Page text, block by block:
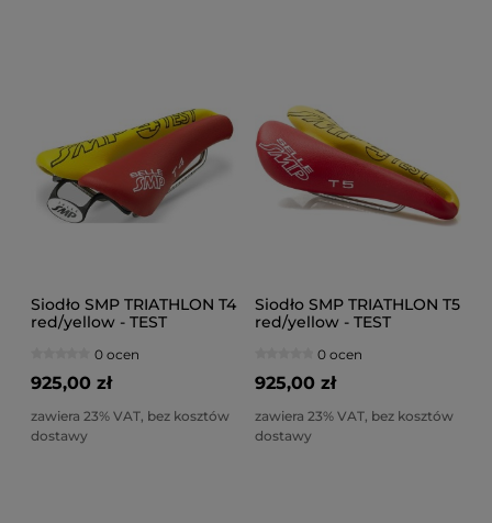
Siodło SMP TRIATHLON T4
red/yellow - TEST
0 ocen
925,00 zł
zawiera 23% VAT, bez kosztów
dostawy
Siodło SMP TRIATHLON T5
red/yellow - TEST
0 ocen
925,00 zł
zawiera 23% VAT, bez kosztów
dostawy